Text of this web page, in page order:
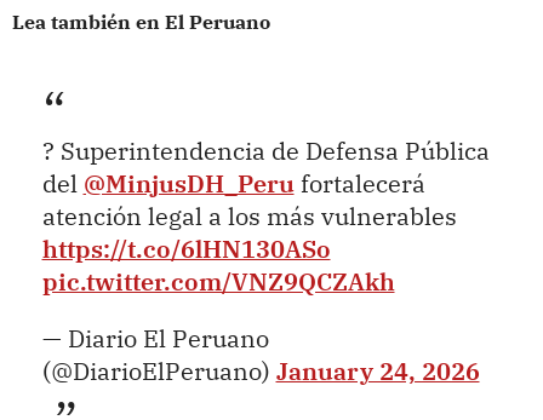
Lea también en El Peruano
? Superintendencia de Defensa Pública
del @MinjusDH_Perufortalecerá
atención legal a los más vulnerables
https://t.co/6lHN130ASo
pic.twitter.com/VNZ9QCZAkh
— Diario El Peruano
(@DiarioElPeruano) January 24, 2026